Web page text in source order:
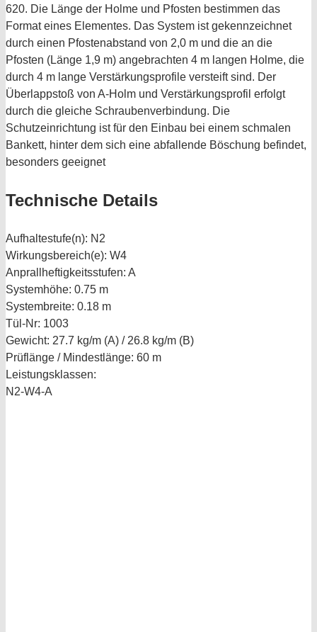
620. Die Länge der Holme und Pfosten bestimmen das
Format eines Elementes. Das System ist gekennzeichnet
durch einen Pfostenabstand von 2,0 m und die an die
Pfosten (Länge 1,9 m) angebrachten 4 m langen Holme, die
durch 4 m lange Verstärkungsprofile versteift sind. Der
Überlappstoß von A-Holm und Verstärkungsprofil erfolgt
durch die gleiche Schraubenverbindung. Die
Schutzeinrichtung ist für den Einbau bei einem schmalen
Bankett, hinter dem sich eine abfallende Böschung befindet,
besonders geeignet
Technische Details
Aufhaltestufe(n): N2
Wirkungsbereich(e): W4
Anprallheftigkeitsstufen: A
Systemhöhe: 0.75 m
Systembreite: 0.18 m
Tül-Nr: 1003
Gewicht: 27.7 kg/m (A) / 26.8 kg/m (B)
Prüflänge / Mindestlänge: 60 m
Leistungsklassen:
N2-W4-A